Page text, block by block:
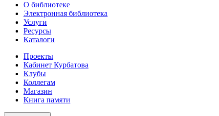
О библиотеке
Электронная библиотека
Услуги
Ресурсы
Каталоги
Проекты
Кабинет Курбатова
Клубы
Коллегам
Магазин
Книга памяти